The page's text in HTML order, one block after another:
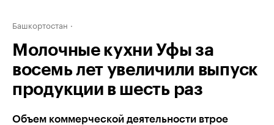
Башкортостан
Молочные кухни Уфы за
восемь лет увеличили выпуск
продукции в шесть раз
Объем коммерческой деятельности втрое